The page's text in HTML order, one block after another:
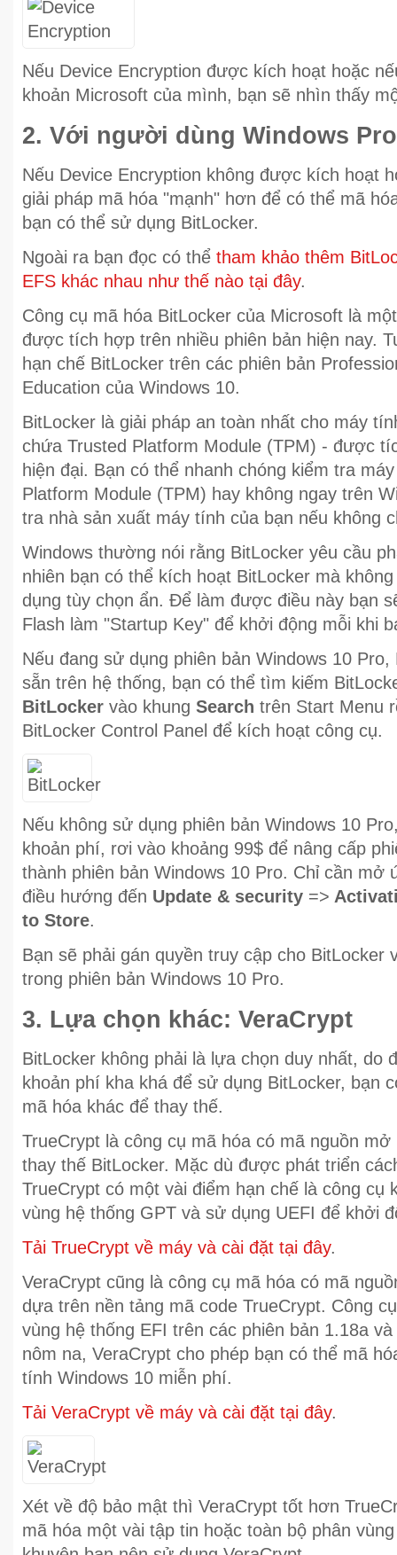
Nếu Device Encryption được kích hoạt hoặc
khoản Microsoft của mình, bạn sẽ nhìn thấy
2. Với người dùng Windows
Nếu Device Encryption không được kích hoạt
giải pháp mã hóa "mạnh" hơn để có thể mã
bạn có thể sử dụng BitLocker.
Ngoài ra bạn đọc có thể tham khảo thêm
EFS khác nhau như thế nào tại đây.
Công cụ mã hóa BitLocker của Microsoft là
được tích hợp trên nhiều phiên bản hiện nay.
hạn chế BitLocker trên các phiên bản
Education của Windows 10.
BitLocker là giải pháp an toàn nhất cho máy
chứa Trusted Platform Module (TPM) - được
hiện đại. Bạn có thể nhanh chóng kiểm tra
Platform Module (TPM) hay không ngay trên
tra nhà sản xuất máy tính của bạn nếu không
Windows thường nói rằng BitLocker yêu cầu
nhiên bạn có thể kích hoạt BitLocker mà
dụng tùy chọn ẩn. Để làm được điều này bạn
Flash làm "Startup Key" để khởi động mỗi khi
Nếu đang sử dụng phiên bản Windows 10
sẵn trên hệ thống, bạn có thể tìm kiếm
BitLocker vào khung Search trên Start Menu
BitLocker Control Panel để kích hoạt công cụ.
Nếu không sử dụng phiên bản Windows 10
khoản phí, rơi vào khoảng 99$ để nâng cấp
thành phiên bản Windows 10 Pro. Chỉ cần mở
điều hướng đến Update & security =>
to Store.
Bạn sẽ phải gán quyền truy cập cho BitLocker
trong phiên bản Windows 10 Pro.
3. Lựa chọn khác: VeraCrypt
BitLocker không phải là lựa chọn duy nhất, do
khoản phí kha khá để sử dụng BitLocker, bạn
mã hóa khác để thay thế.
TrueCrypt là công cụ mã hóa có mã nguồn
thay thế BitLocker. Mặc dù được phát triển
TrueCrypt có một vài điểm hạn chế là công cụ
vùng hệ thống GPT và sử dụng UEFI để khởi
Tải TrueCrypt về máy và cài đặt tại đây.
VeraCrypt cũng là công cụ mã hóa có mã
dựa trên nền tảng mã code TrueCrypt. Công
vùng hệ thống EFI trên các phiên bản 1.18a
nôm na, VeraCrypt cho phép bạn có thể mã
tính Windows 10 miễn phí.
Tải VeraCrypt về máy và cài đặt tại đây.
Xét về độ bảo mật thì VeraCrypt tốt hơn
mã hóa một vài tập tin hoặc toàn bộ phân